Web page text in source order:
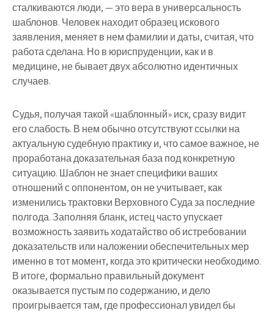
сталкиваются люди, — это вера в универсальность
шаблонов. Человек находит образец искового
заявления, меняет в нем фамилии и даты, считая, что
работа сделана. Но в юриспруденции, как и в
медицине, не бывает двух абсолютно идентичных
случаев.
Судья, получая такой «шаблонный» иск, сразу видит
его слабость. В нем обычно отсутствуют ссылки на
актуальную судебную практику и, что самое важное, не
проработана доказательная база под конкретную
ситуацию. Шаблон не знает специфики ваших
отношений с оппонентом, он не учитывает, как
изменились трактовки Верховного Суда за последние
полгода. Заполняя бланк, истец часто упускает
возможность заявить ходатайство об истребовании
доказательств или наложении обеспечительных мер
именно в тот момент, когда это критически необходимо.
В итоге, формально правильный документ
оказывается пустым по содержанию, и дело
проигрывается там, где профессионал увидел бы